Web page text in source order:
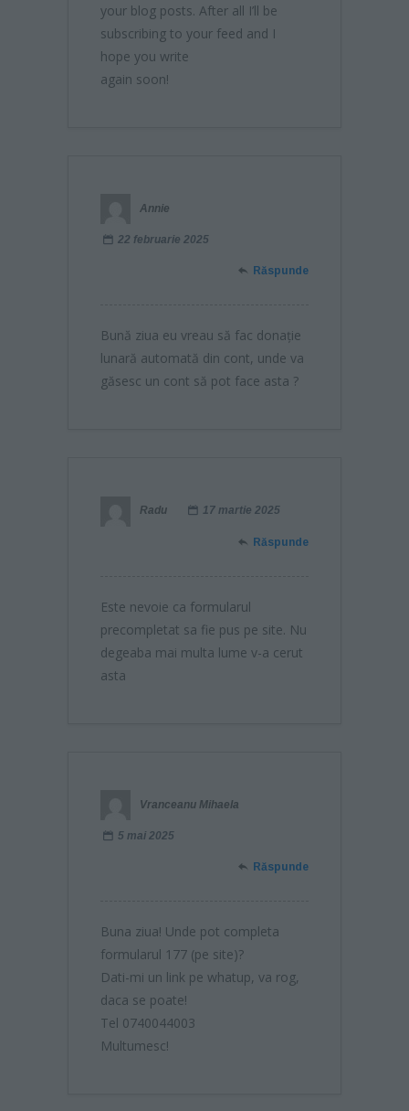
your blog posts. After all I’ll be
subscribing to your feed and I
hope you write
again soon!
Annie
22 februarie 2025
Răspunde
Bună ziua eu vreau să fac donație
lunară automată din cont, unde va
găsesc un cont să pot face asta ?
Radu 17 martie 2025
Răspunde
Este nevoie ca formularul
precompletat sa fie pus pe site. Nu
degeaba mai multa lume v-a cerut
asta
Vranceanu Mihaela
5 mai 2025
Răspunde
Buna ziua! Unde pot completa
formularul 177 (pe site)?
Dati-mi un link pe whatup, va rog,
daca se poate!
Tel 0740044003
Multumesc!